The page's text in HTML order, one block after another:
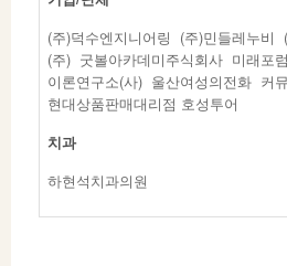
(주)덕수엔지니어링 (주)민들레누비
(주) 굿볼아카데미주식회사 미래포
이론연구소(사) 울산여성의전화 커
현대상품판매대리점 호성투어
치과
하현석치과의원